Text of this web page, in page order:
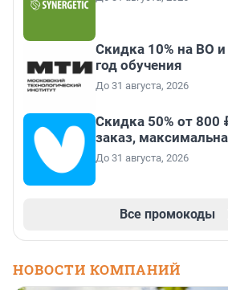
Скидка 10% на ВО
год обучения
До 31 августа, 2026
Скидка 50% от 800
заказ,
До 31 августа, 2026
Все промокоды
НОВОСТИ КОМПАНИЙ